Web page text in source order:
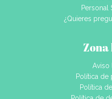
Personal
¿Quieres
Aviso
Política de
Política